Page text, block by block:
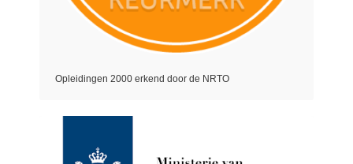
Opleidingen 2000 erkend door de NRTO